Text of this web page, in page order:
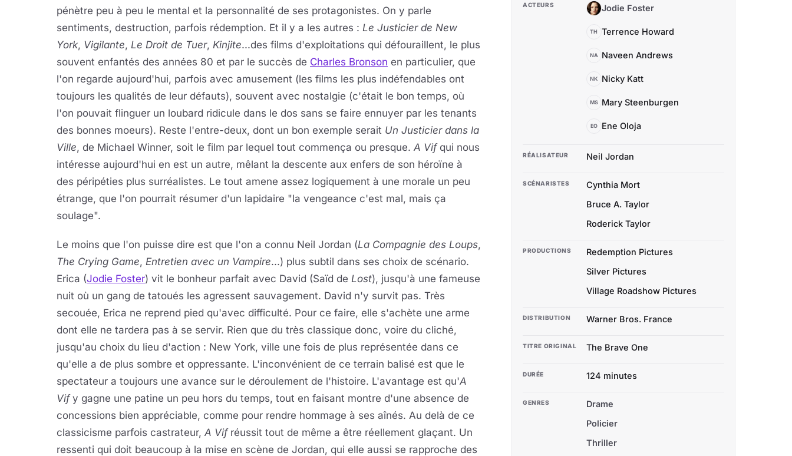
pénètre peu à peu le mental et la personnalité de ses protagonistes. On y parle
sentiments, destruction, parfois rédemption. Et il y a les autres : Le Justicier de New
York, Vigilante, Le Droit de Tuer, Kinjite...des films d'exploitations qui défouraillent, le plus
souvent enfantés des années 80 et par le succès de Charles Bronson en particulier, que
l'on regarde aujourd'hui, parfois avec amusement (les films les plus indéfendables ont
toujours les qualités de leur défauts), souvent avec nostalgie (c'était le bon temps, où
l'on pouvait flinguer un loubard ridicule dans le dos sans se faire ennuyer par les tenants
des bonnes moeurs). Reste l'entre-deux, dont un bon exemple serait Un Justicier dans la
Ville, de Michael Winner, soit le film par lequel tout commença ou presque. A Vifqui nous
intéresse aujourd'hui en est un autre, mêlant la descente aux enfers de son héroïne à
des péripéties plus surréalistes. Le tout amene assez logiquement à une morale un peu
étrange, que l'on pourrait résumer d'un lapidaire "la vengeance c'est mal, mais ça
soulage".
Le moins que l'on puisse dire est que l'on a connu Neil Jordan (La Compagnie des Loups,
The Crying Game, Entretien avec un Vampire...) plus subtil dans ses choix de scénario.
Erica (Jodie Foster) vit le bonheur parfait avec David (Saïd de Lost), jusqu'à une fameuse
nuit où un gang de tatoués les agressent sauvagement. David n'y survit pas. Très
secouée, Erica ne reprend pied qu'avec difficulté. Pour ce faire, elle s'achète une arme
dont elle ne tardera pas à se servir. Rien que du très classique donc, voire du cliché,
jusqu'au choix du lieu d'action : New York, ville une fois de plus représentée dans ce
qu'elle a de plus sombre et oppressante. L'inconvénient de ce terrain balisé est que le
spectateur a toujours une avance sur le déroulement de l'histoire. L'avantage est qu'A
Vify gagne une patine un peu hors du temps, tout en faisant montre d'une absence de
concessions bien appréciable, comme pour rendre hommage à ses aînés. Au delà de ce
classicisme parfois castrateur, A Vifréussit tout de même a être réellement glaçant. Un
ressenti qui doit beaucoup à la mise en scène de Jordan, qui elle aussi se rapproche des
ACTEURS JF Jodie Foster
TH Terrence Howard
NA Naveen Andrews
NK Nicky Katt
MS Mary Steenburgen
EO Ene Oloja
RÉALISATEUR Neil Jordan
SCÉNARISTES
Cynthia Mort
Bruce A. Taylor
Roderick Taylor
PRODUCTIONS
Redemption Pictures
Silver Pictures
Village Roadshow Pictures
DISTRIBUTION Warner Bros. France
TITRE ORIGINAL The Brave One
DURÉE 124 minutes
GENRES
Drame
Policier
Thriller